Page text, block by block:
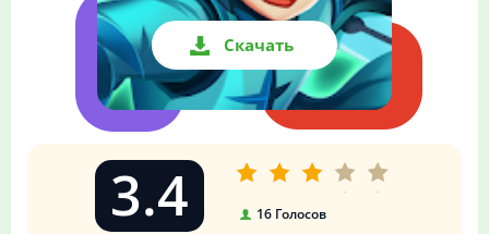
Скачать
3.4 16 Голосов